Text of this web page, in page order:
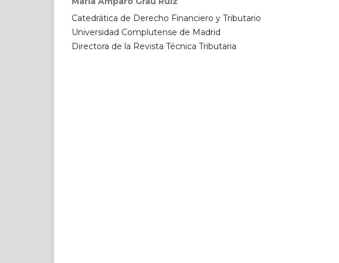
Catedrática de Derecho Financiero y Tributario
Universidad Complutense de Madrid
Directora de la Revista Técnica Tributaria